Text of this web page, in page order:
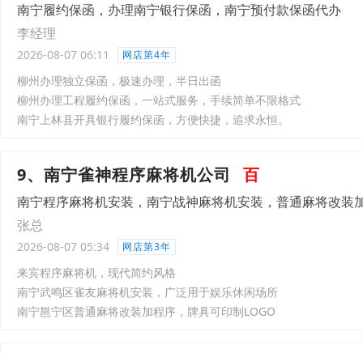
南宁履约保函，办理南宁银行保函，南宁预付款保函代办
李经理
2026-08-07 06:11 网店第4年
柳州办理独立保函，极速办理，半日出函
柳州办理工程履约保函，一站式服务，手续简单不限格式
南宁上林县开具银行履约保函，方便快捷，追求永恒。
9、南宁雀神程序麻将机公司 百
南宁程序麻将机安装，南宁战神麻将机安装，普通麻将改装
张总
2026-08-07 05:34 网店第3年
来宾程序麻将机，现代简约风格
南宁武鸣区雀友麻将机安装，广泛用于娱乐休闲场所
南宁邕宁区普通麻将改装加程序，牌具可印制LOGO